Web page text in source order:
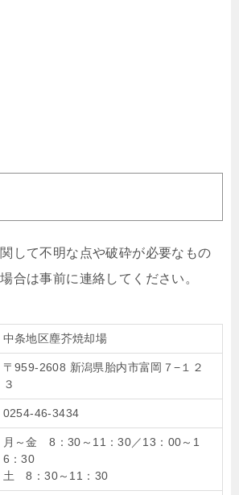
して不明な点や破砕が必要なもの
合は事前に連絡してください。
中条地区塵芥焼却場
〒959-2608 新潟県胎内市富岡７−１２
３
0254-46-3434
月～金 8：30～11：30／13：00～1
6：30
土 8：30～11：30